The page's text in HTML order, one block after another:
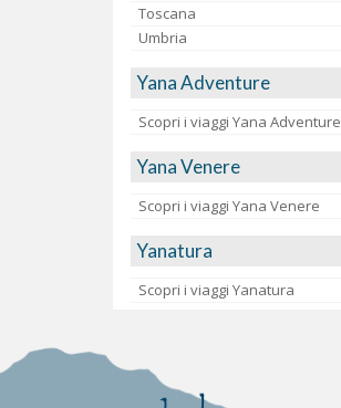
Toscana
Umbria
Yana Adventure
Scopri i viaggi Yana Adventure
Yana Venere
Scopri i viaggi Yana Venere
Yanatura
Scopri i viaggi Yanatura